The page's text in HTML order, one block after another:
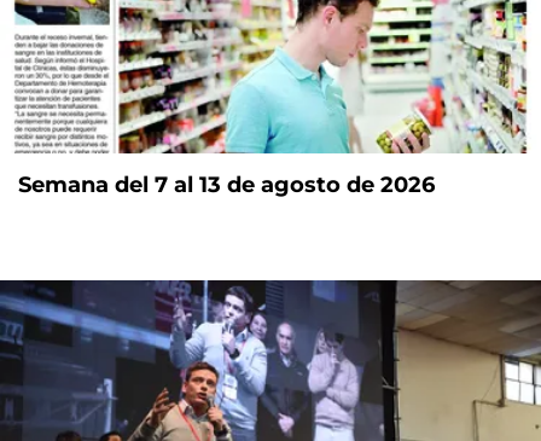
Semana del 7 al 13 de agosto de 2026